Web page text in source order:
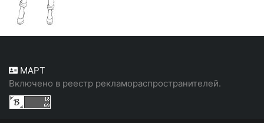
МАРТ
Включено в реестр рекламораспространителей.